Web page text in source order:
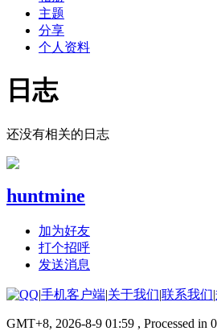
主题
分享
个人资料
日志
还没有相关的日志
huntmine
加为好友
打个招呼
发送消息
|手机客户端|关于我们|联系我们|
GMT+8, 2026-8-9 01:59 , Processed in